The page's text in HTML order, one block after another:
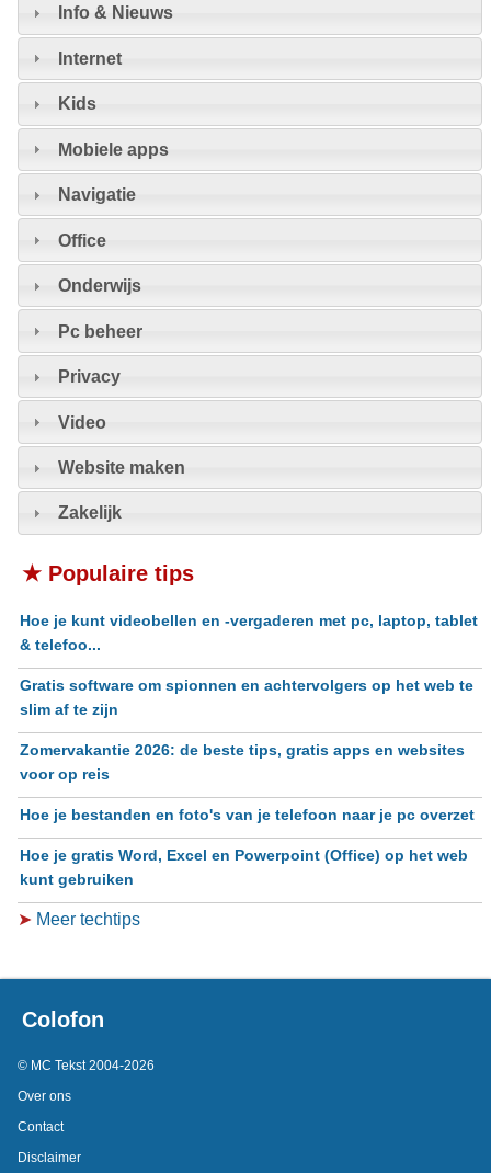
Info & Nieuws
Internet
Kids
Mobiele apps
Navigatie
Office
Onderwijs
Pc beheer
Privacy
Video
Website maken
Zakelijk
★ Populaire tips
Hoe je kunt videobellen en -vergaderen met pc, laptop, tablet
& telefoo...
Gratis software om spionnen en achtervolgers op het web te
slim af te zijn
Zomervakantie 2026: de beste tips, gratis apps en websites
voor op reis
Hoe je bestanden en foto's van je telefoon naar je pc overzet
Hoe je gratis Word, Excel en Powerpoint (Office) op het web
kunt gebruiken
➤ Meer techtips
Colofon
© MC Tekst 2004-2026
Over ons
Contact
Disclaimer